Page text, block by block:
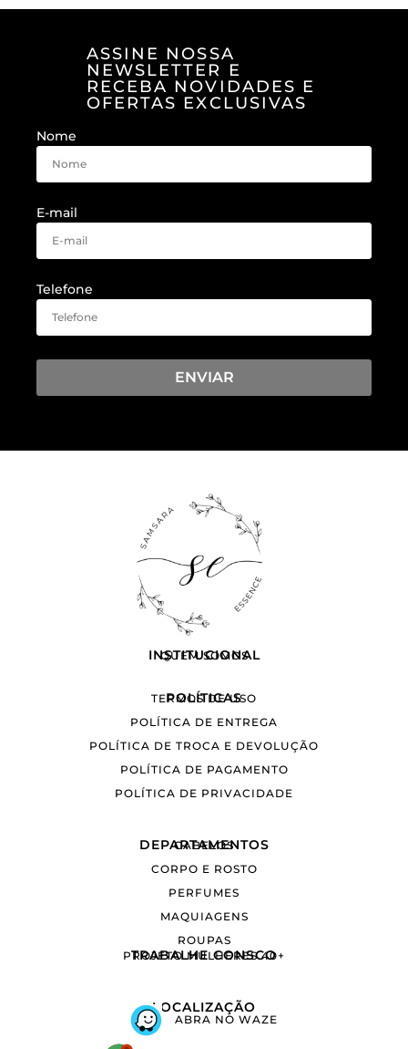
ASSINE NOSSA
NEWSLETTER E
RECEBA NOVIDADES E
OFERTAS EXCLUSIVAS
Nome
E-mail
Telefone
ENVIAR
INSTITUCIONAL
QUEM SOMOS
POLÍTICAS
TERMOS DE USO
POLÍTICA DE ENTREGA
POLÍTICA DE TROCA E DEVOLUÇÃO
POLÍTICA DE PAGAMENTO
POLÍTICA DE PRIVACIDADE
DEPARTAMENTOS
CABELOS
CORPO E ROSTO
PERFUMES
MAQUIAGENS
ROUPAS
TRABALHE CONSCO
PROJETO MULHERES 40+
LOCALIZAÇÃO
ABRA NO WAZE